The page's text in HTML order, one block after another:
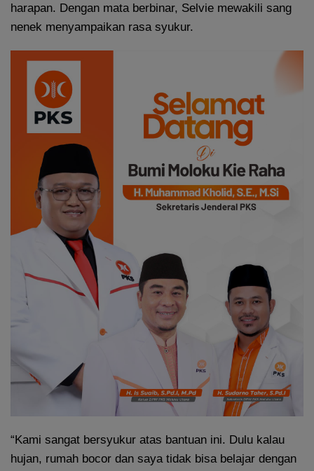
harapan. Dengan mata berbinar, Selvie mewakili sang
nenek menyampaikan rasa syukur.
“Kami sangat bersyukur atas bantuan ini. Dulu kalau
hujan, rumah bocor dan saya tidak bisa belajar dengan